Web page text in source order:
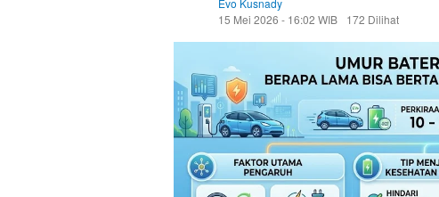
Evo Kusnady
15 Mei 2026 - 16:02 WIB
172 Dilihat